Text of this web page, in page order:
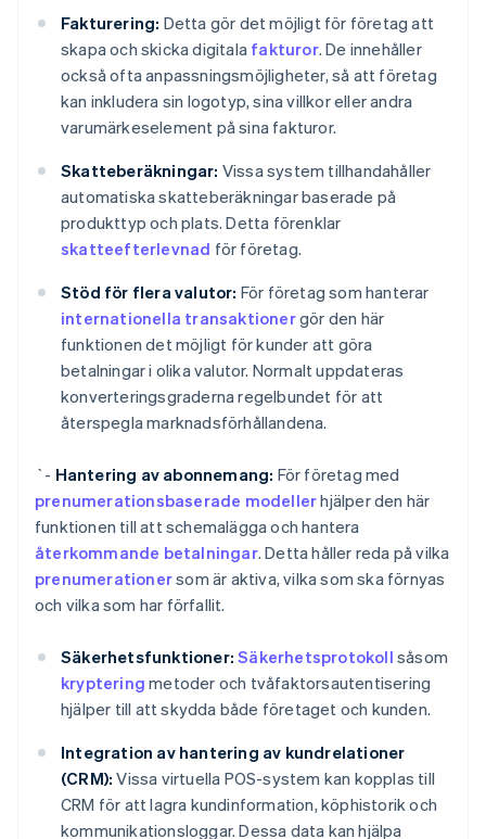
Fakturering: Detta gör det möjligt för företag att
skapa och skicka digitala fakturor. De innehåller
också ofta anpassningsmöjligheter, så att företag
kan inkludera sin logotyp, sina villkor eller andra
varumärkeselement på sina fakturor.
Skatteberäkningar: Vissa system tillhandahåller
automatiska skatteberäkningar baserade på
produkttyp och plats. Detta förenklar
skatteefterlevnad för företag.
Stöd för flera valutor: För företag som hanterar
internationella transaktionergör den här
funktionen det möjligt för kunder att göra
betalningar i olika valutor. Normalt uppdateras
konverteringsgraderna regelbundet för att
återspegla marknadsförhållandena.
`- Hantering av abonnemang: För företag med
prenumerationsbaserade modellerhjälper den här
funktionen till att schemalägga och hantera
återkommande betalningar. Detta håller reda på vilka
prenumerationersom är aktiva, vilka som ska förnyas
och vilka som har förfallit.
Säkerhetsfunktioner: Säkerhetsprotokoll såsom
kryptering metoder och tvåfaktorsautentisering
hjälper till att skydda både företaget och kunden.
Integration av hantering av kundrelationer
(CRM): Vissa virtuella POS-system kan kopplas till
CRM för att lagra kundinformation, köphistorik och
kommunikationsloggar. Dessa data kan hjälpa